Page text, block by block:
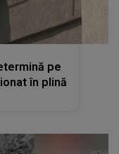
pe
în plină